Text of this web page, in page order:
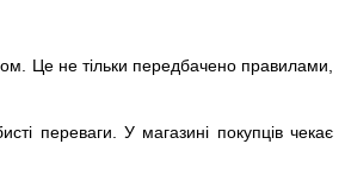
Це не тільки передбачено правилами,
переваги. У магазині покупців чекає